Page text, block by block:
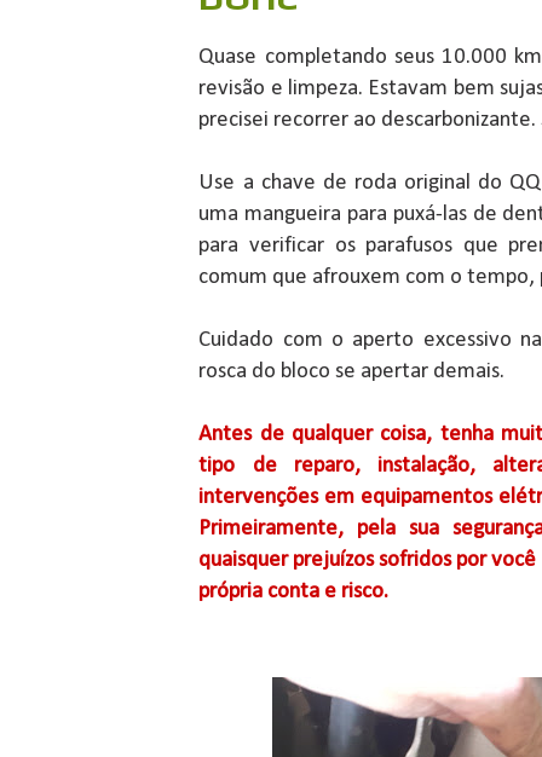
Quase completando seus 10.000
revisão e limpeza. Estavam bem
precisei recorrer ao
Use a chave de roda original do
uma mangueira para puxá-las de
para verificar os parafusos que
comum que afrouxem com o
Cuidado com o aperto excessivo
rosca do bloco se apertar demais.
Antes de qualquer coisa, tenha
tipo de reparo, instalação,
intervenções em equipamentos
Primeiramente, pela sua
quaisquer prejuízos sofridos por
própria conta e risco.